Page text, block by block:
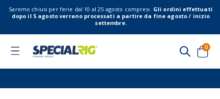
Saremo chiusi per ferie dal 10 al 25 agosto compresi. Gli ordini effettuati
dopo il 5 agosto verrano processati a partire da fine agosto / inizio
settembre.
Toggle
Cart
0